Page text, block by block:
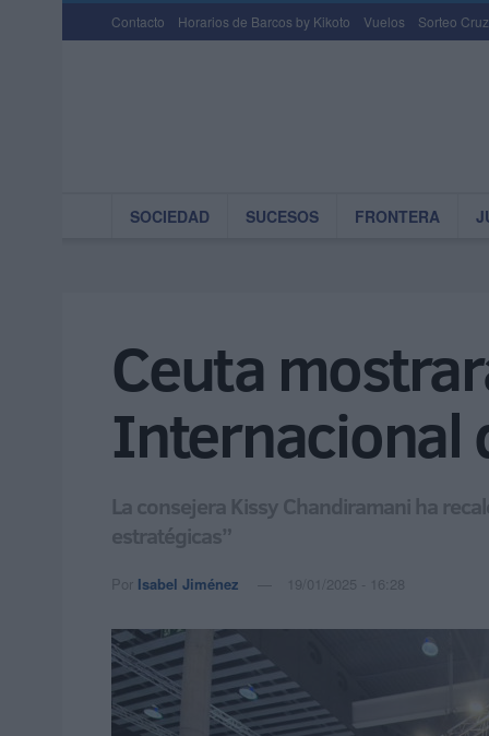
Contacto Horarios de Barcos by Kikoto Vuelos Sorteo
SOCIEDAD SUCESOS FRONTERA
Ceuta
Internacional
La consejera Kissy Chandiramani ha
estratégicas”
Por Isabel Jiménez 19/01/2025 - 16:28